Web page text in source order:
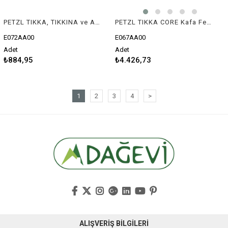
PETZL TIKKA, TIKKINA ve ACTIK Serileri İçin Yedek Kafa Bandı
E072AA00
Adet
₺884,95
PETZL TIKKA CORE Kafa Feneri (450 lümen)
E067AA00
Adet
₺4.426,73
1 2 3 4 >
ALIŞVERİŞ BİLGİLERİ